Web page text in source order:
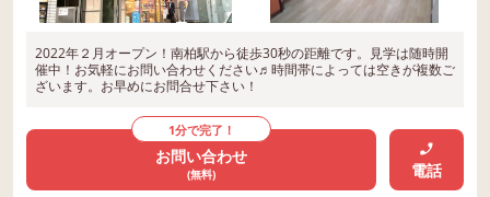
2022年２月オープン！南柏駅から徒歩30秒の距離です。見学は随時開
催中！お気軽にお問い合わせください♬時間帯によっては空きが複数ご
ざいます。お早めにお問合せ下さい！
1分で完了！
お問い合わせ
(無料) 電話